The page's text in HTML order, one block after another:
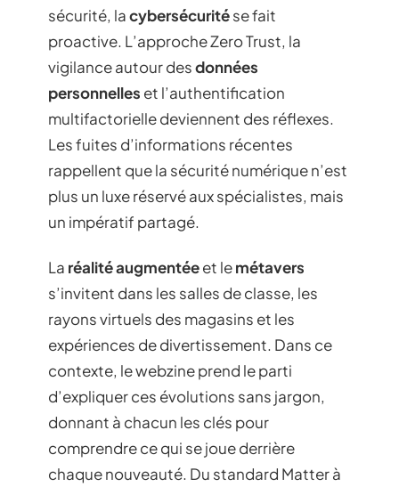
sécurité, lacybersécuritése fait
proactive. L’approche Zero Trust, la
vigilance autour desdonnées
personnelles et l’authentification
multifactorielle deviennent des réflexes.
Les fuites d’informations récentes
rappellent que la sécurité numérique n’est
plus un luxe réservé aux spécialistes, mais
un impératif partagé.
La réalité augmentéeet lemétavers
s’invitent dans les salles de classe, les
rayons virtuels des magasins et les
expériences de divertissement. Dans ce
contexte, le webzine prend le parti
d’expliquer ces évolutions sans jargon,
donnant à chacun les clés pour
comprendre ce qui se joue derrière
chaque nouveauté. Du standard Matter à